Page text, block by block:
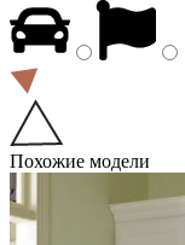
Похожие модели